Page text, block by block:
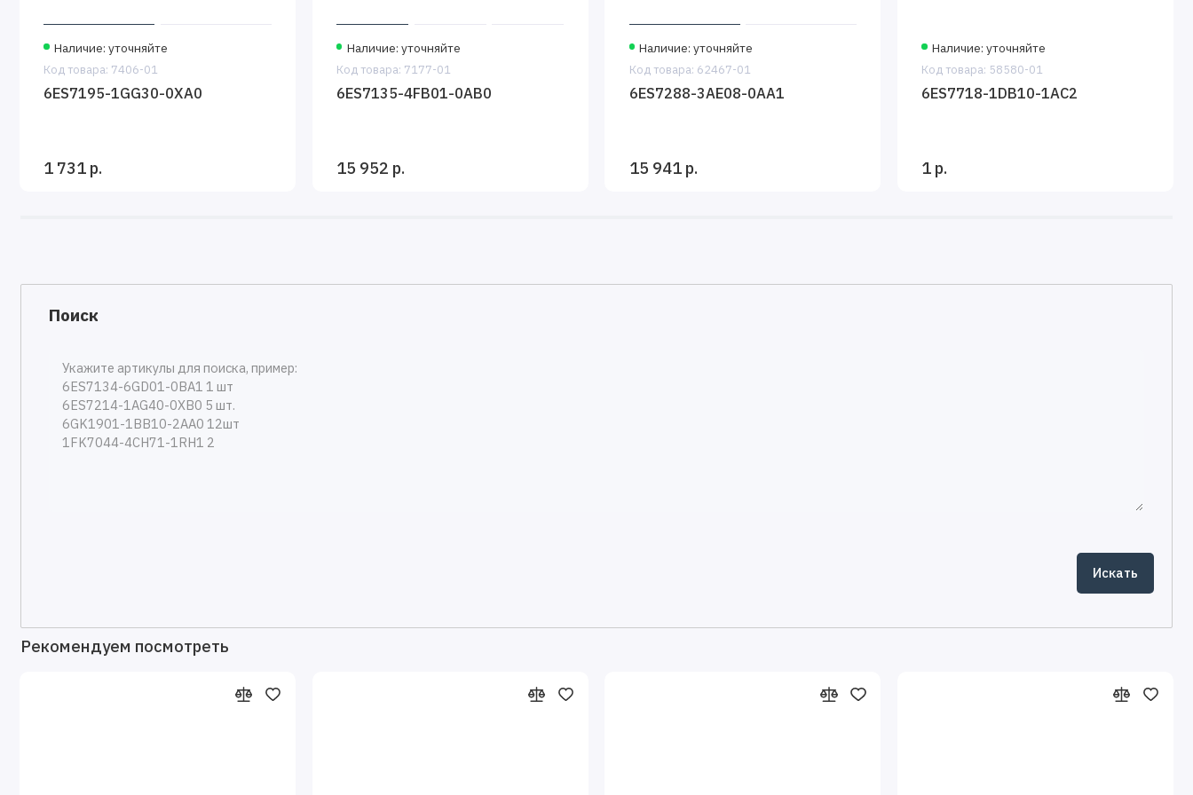
Наличие: уточняйте
Код товара: 7406-01
6ES7195-1GG30-0XA0
1 731 р.
Наличие: уточняйте
Код товара: 7177-01
6ES7135-4FB01-0AB0
15 952 р.
Наличие: уточняйте
Код товара: 62467-01
6ES7288-3AE08-0AA1
15 941 р.
Наличие: уточняйте
Код товара: 58580-01
6ES7718-1DB10-1AC2
1 р.
Поиск
Рекомендуем посмотреть